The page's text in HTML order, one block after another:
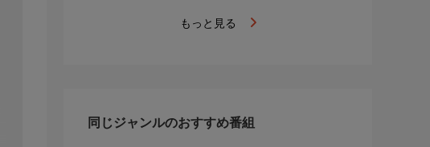
もっと見る
同じジャンルのおすすめ番組